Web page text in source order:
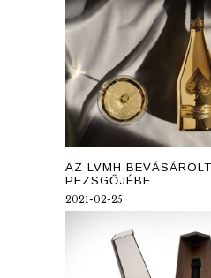
AZ LVMH
PEZSGŐJÉBE
2021-02-25